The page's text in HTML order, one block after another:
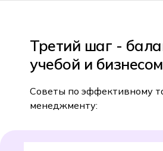
Третий шаг -
учебой и бизнесом
Советы по эффективному
менеджменту: